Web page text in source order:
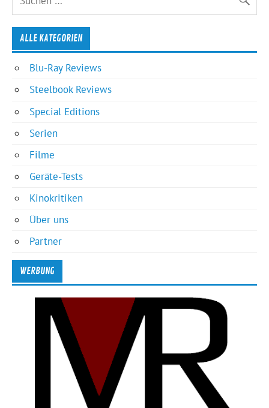
ALLE KATEGORIEN
Blu-Ray Reviews
Steelbook Reviews
Special Editions
Serien
Filme
Geräte-Tests
Kinokritiken
Über uns
Partner
WERBUNG